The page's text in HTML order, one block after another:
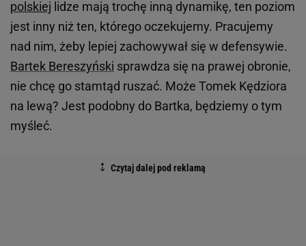
polskiej lidze mają trochę inną dynamikę, ten poziom
jest inny niż ten, którego oczekujemy. Pracujemy
nad nim, żeby lepiej zachowywał się w defensywie.
Bartek Bereszyński sprawdza się na prawej obronie,
nie chcę go stamtąd ruszać. Może Tomek Kędziora
na lewą? Jest podobny do Bartka, będziemy o tym
myśleć.